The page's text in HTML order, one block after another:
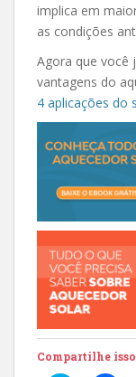
implica em
as condições
Agora que você
vantagens do
4 aplicações do
Compartilhe